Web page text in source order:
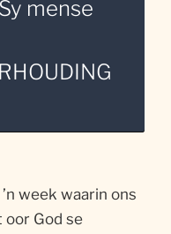
mense
week waarin ons
oor God se